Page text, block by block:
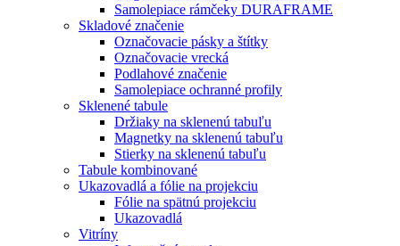
Samolepiace rámčeky DURAFRAME
Skladové značenie
Označovacie pásky a štítky
Označovacie vrecká
Podlahové značenie
Samolepiace ochranné profily
Sklenené tabule
Držiaky na sklenenú tabuľu
Magnetky na sklenenú tabuľu
Stierky na sklenenú tabuľu
Tabule kombinované
Ukazovadlá a fólie na projekciu
Fólie na spätnú projekciu
Ukazovadlá
Vitríny